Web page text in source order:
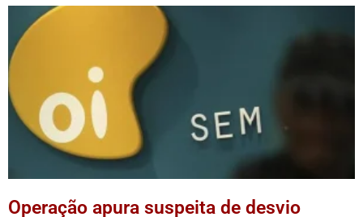
Operação apura suspeita de desvio